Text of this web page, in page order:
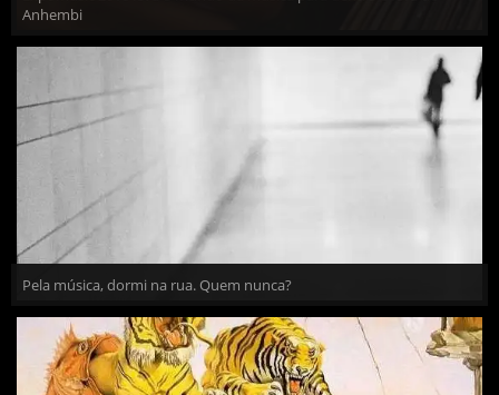
Anhembi
Pela música, dormi na rua. Quem nunca?